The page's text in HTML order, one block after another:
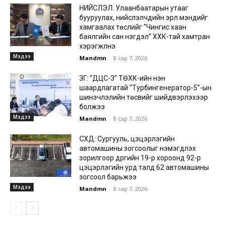
Мэдээ
НИЙСЛЭЛ: Улаанбаатарын утааг
бууруулах, нийслэлчүүдийн эрүүл мэндийг
хамгаалах төслийг “Чингис хаан
баялгийн сан нэгдэл” ХХК-тай хамтран
хэрэгжүүлнэ
Mandmn - 8 сар 7, 2026
Мэдээ
ЗГ: “ДЦС-3” ТӨХК-ийн нэн
шаардлагатай “Турбингенератор-5”-ын
шинэчлэлийн төсвийг шийдвэрлэхээр
болжээ
Mandmn - 8 сар 7, 2026
Мэдээ
СХД: Сургууль, цэцэрлэгийн
автомашины зогсоолыг нэмэгдүүлэх
зорилгоор дүүргийн 19-р хороонд 92-р
цэцэрлэгийн урд талд 62 автомашины
зогсоол барьжээ
Mandmn - 8 сар 7, 2026